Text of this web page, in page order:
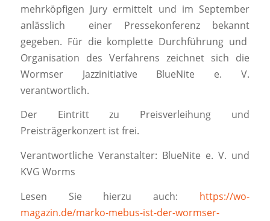
mehrköpfigen Jury ermittelt und im September
anlässlich einer Pressekonferenz bekannt
gegeben. Für die komplette Durchführung und
Organisation des Verfahrens zeichnet sich die
Wormser Jazzinitiative BlueNite e. V.
verantwortlich.
Der Eintritt zu Preisverleihung und
Preisträgerkonzert ist frei.
Verantwortliche Veranstalter: BlueNite e. V. und
KVG Worms
Lesen Sie hierzu auch: https://wo-
magazin.de/marko-mebus-ist-der-wormser-